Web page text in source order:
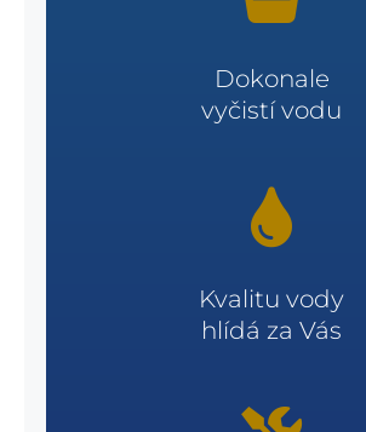
Dokonale
vyčistí vodu
Kvalitu vody
hlídá za Vás